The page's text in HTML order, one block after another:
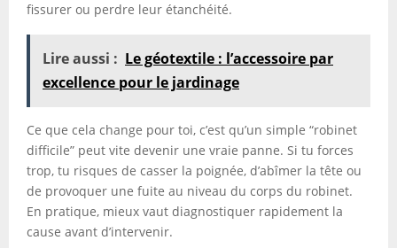
fissurer ou perdre leur étanchéité.
Lire aussi : Le géotextile : l’accessoire par
excellence pour le jardinage
Ce que cela change pour toi, c’est qu’un simple “robinet
difficile” peut vite devenir une vraie panne. Si tu forces
trop, tu risques de casser la poignée, d’abîmer la tête ou
de provoquer une fuite au niveau du corps du robinet.
En pratique, mieux vaut diagnostiquer rapidement la
cause avant d’intervenir.